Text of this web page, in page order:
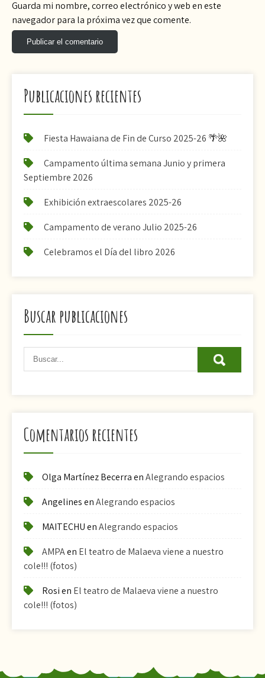
Guarda mi nombre, correo electrónico y web en este
navegador para la próxima vez que comente.
Publicaciones recientes
Fiesta Hawaiana de Fin de Curso 2025-26 🌴🌺
Campamento última semana Junio y primera
Septiembre 2026
Exhibición extraescolares 2025-26
Campamento de verano Julio 2025-26
Celebramos el Día del libro 2026
Buscar publicaciones
Comentarios recientes
Olga Martínez BecerraenAlegrando espacios
AngelinesenAlegrando espacios
MAITECHUenAlegrando espacios
AMPAen El teatro de Malaeva viene a nuestro
cole!!! (fotos)
Rosien El teatro de Malaeva viene a nuestro
cole!!! (fotos)